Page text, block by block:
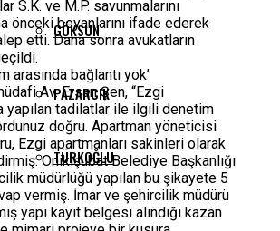
GÖKSUN
PAZARCIK
TÜRKOĞLU
S.K. ve M.P. savunmalarını
önceki beyanlarını ifade ederek
etti. Daha sonra avukatların
arasında bağlantı yok’
Av. Ersan Şen, “Ezgi
yapılan tadilatlar ile ilgili denetim
doğru. Apartman yöneticisi
Ezgi apartmanları sakinleri olarak
Onikişubat Belediye Başkanlığı
müdürlüğü yapılan bu şikayete 5
vermiş. İmar ve şehircilik müdürü
yapı kayıt belgesi alındığı kazan